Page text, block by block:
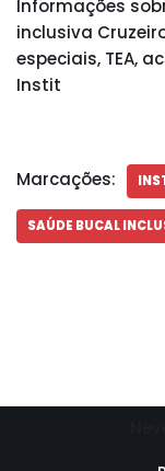
Informações
inclusiva
especiais, TEA,
Instit
Marcações:
SAÚDE BUCAL